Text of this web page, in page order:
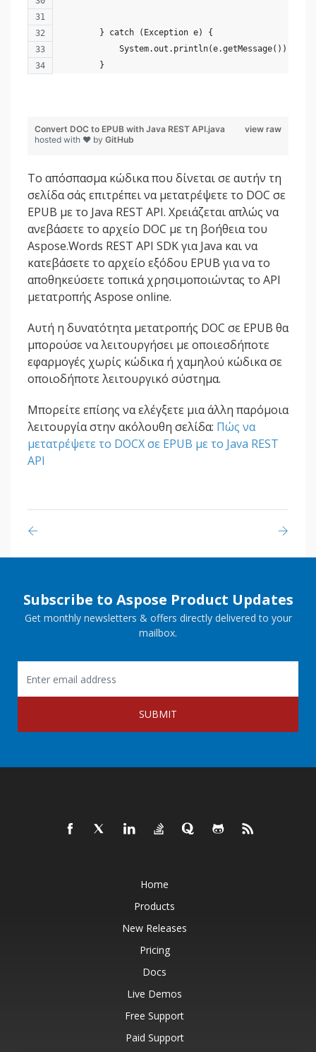
        } catch (Exception e) {
            System.out.println(e.getMessage());
        }
view raw
Convert DOC to EPUB with Java REST API.java
hosted with ❤ by GitHub
Το απόσπασμα κώδικα που δίνεται σε αυτήν τη
σελίδα σάς επιτρέπει να μετατρέψετε το DOC σε
EPUB με το Java REST API. Χρειάζεται απλώς να
ανεβάσετε το αρχείο DOC με τη βοήθεια του
Aspose.Words REST API SDK για Java και να
κατεβάσετε το αρχείο εξόδου EPUB για να το
αποθηκεύσετε τοπικά χρησιμοποιώντας το API
μετατροπής Aspose online.
Αυτή η δυνατότητα μετατροπής DOC σε EPUB θα
μπορούσε να λειτουργήσει με οποιεσδήποτε
εφαρμογές χωρίς κώδικα ή χαμηλού κώδικα σε
οποιοδήποτε λειτουργικό σύστημα.
Μπορείτε επίσης να ελέγξετε μια άλλη παρόμοια
λειτουργία στην ακόλουθη σελίδα: Πώς να
μετατρέψετε το DOCX σε EPUB με το Java REST
API
Subscribe to Aspose Product Updates
Get monthly newsletters & offers directly delivered to your
mailbox.
SUBMIT
Home
Products
New Releases
Pricing
Docs
Live Demos
Free Support
Paid Support